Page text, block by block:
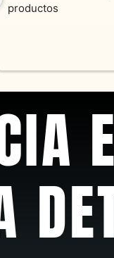
en todo momento